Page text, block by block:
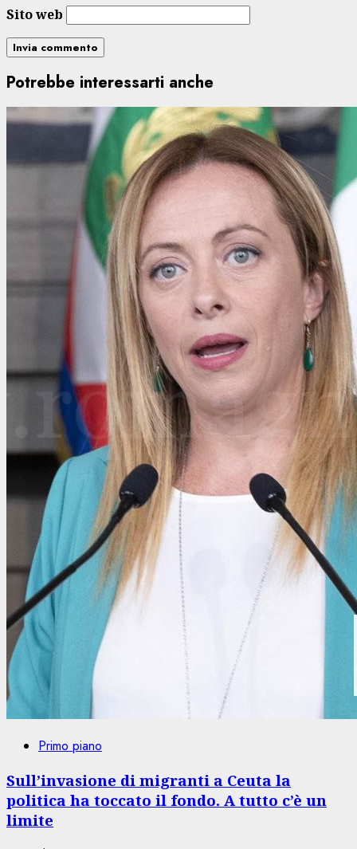
Sito web
Potrebbe interessarti anche
Primo piano
Sull’invasione di migranti a Ceuta la
politica ha toccato il fondo. A tutto c’è un
limite